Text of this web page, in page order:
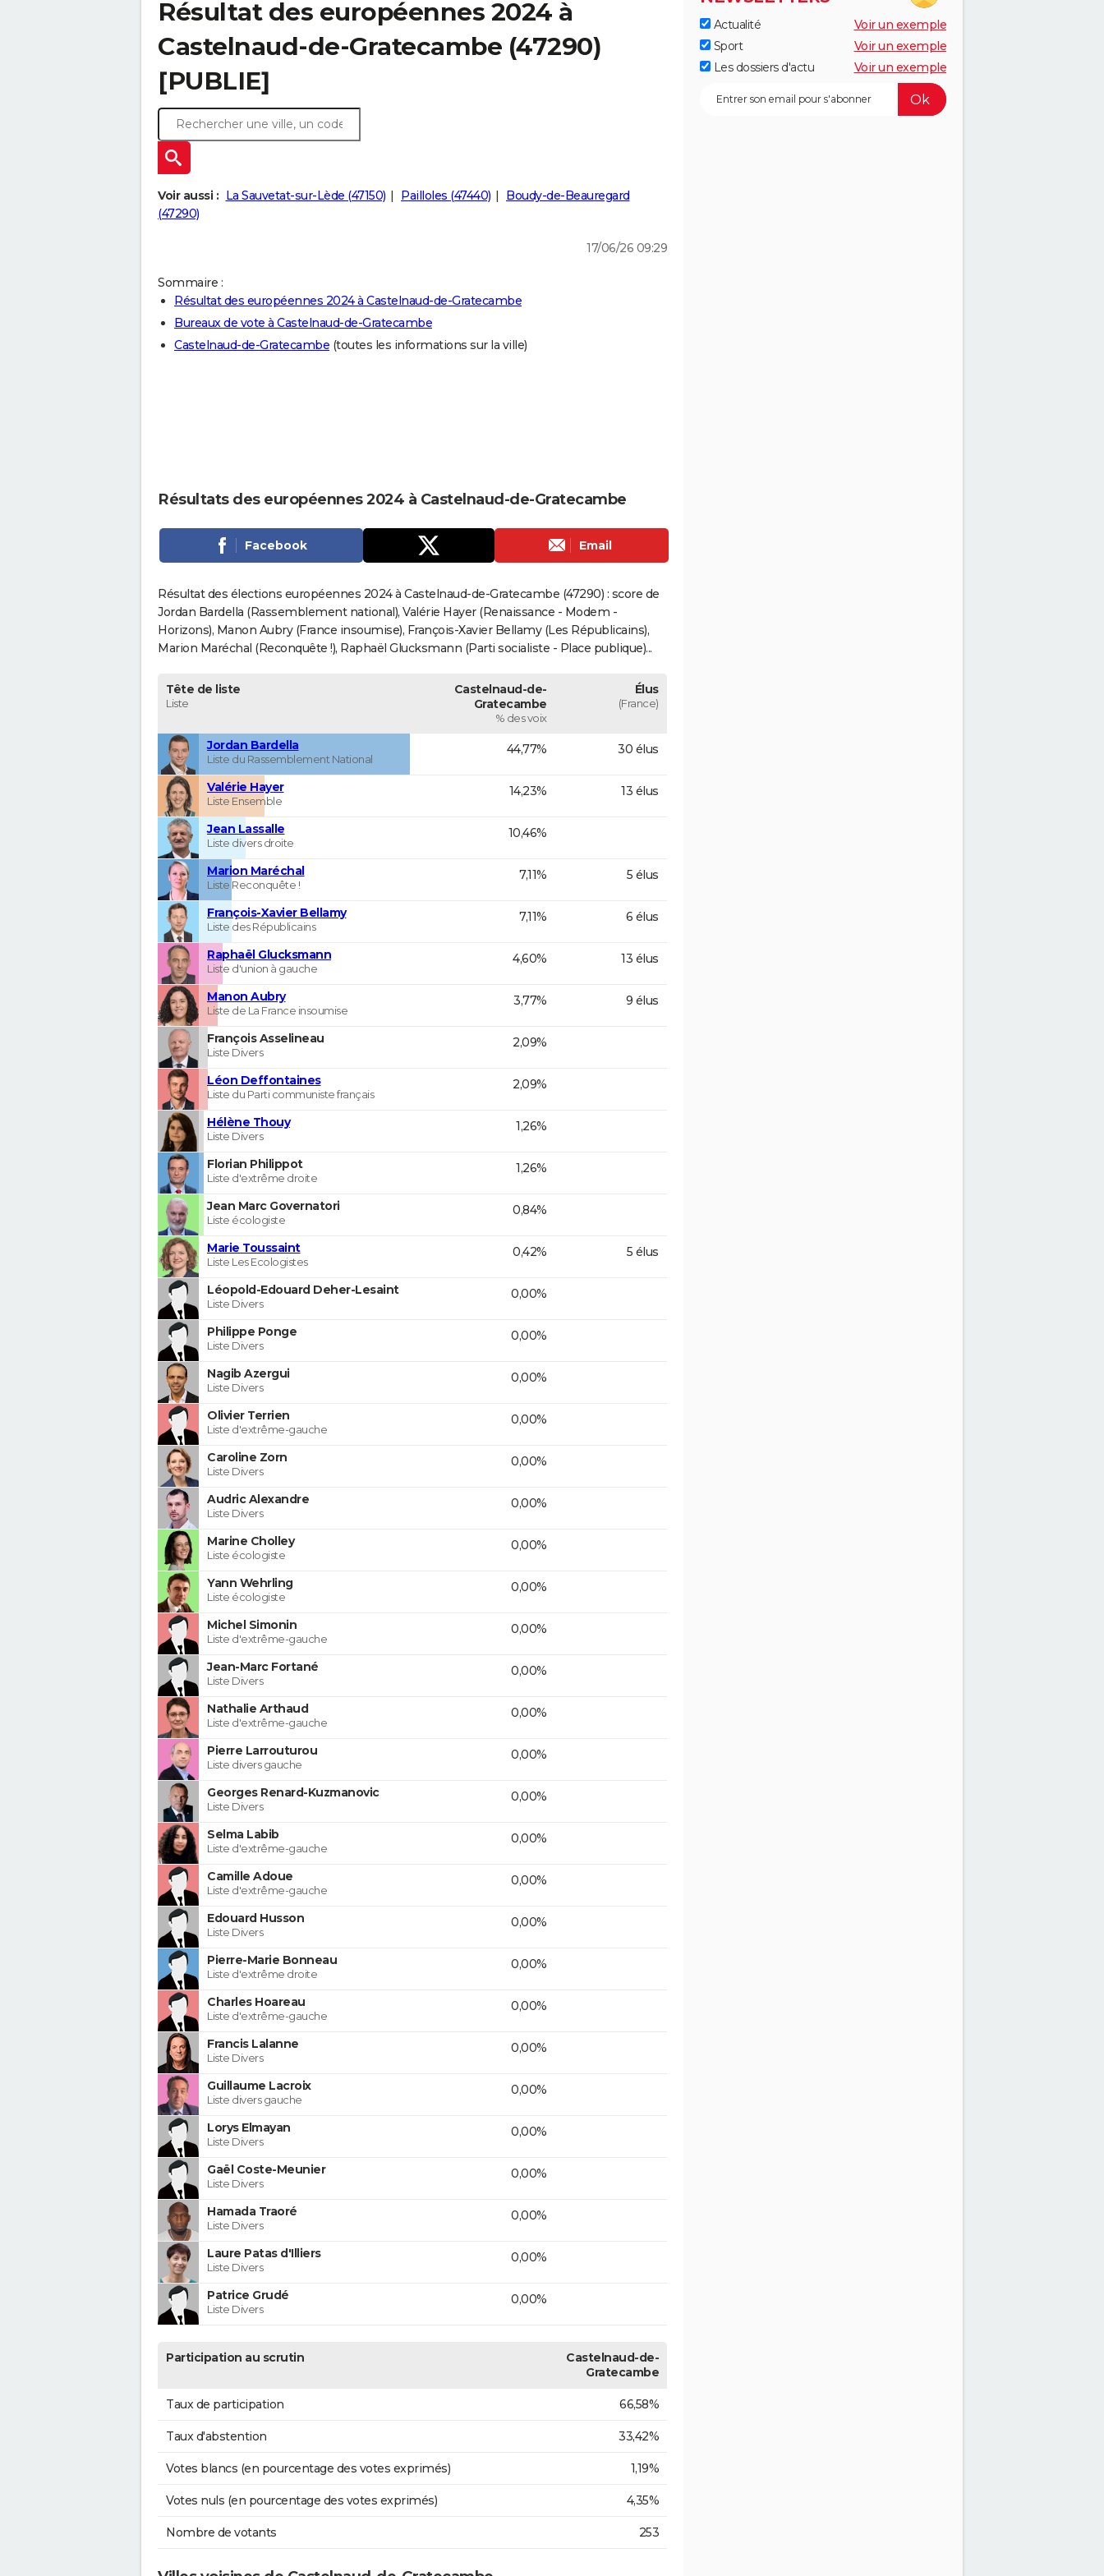
Résultat des européennes 2024 à
Castelnaud-de-Gratecambe (47290)
[PUBLIE]
Voir aussi : La Sauvetat-sur-Lède (47150) Pailloles (47440)
Boudy-de-Beauregard
(47290)
17/06/26 09:29
Sommaire :
Résultat des européennes 2024 à Castelnaud-de-Gratecambe
Bureaux de vote à Castelnaud-de-Gratecambe
Castelnaud-de-Gratecambe (toutes les informations sur la ville)
Résultats des européennes 2024 à Castelnaud-de-Gratecambe
Facebook Email
Résultat des élections européennes 2024 à Castelnaud-de-Gratecambe (47290) : score de
Jordan Bardella (Rassemblement national), Valérie Hayer (Renaissance - Modem -
Horizons), Manon Aubry (France insoumise), François-Xavier Bellamy (Les Républicains),
Marion Maréchal (Reconquête !), Raphaël Glucksmann (Parti socialiste - Place publique)...
Tête de liste
Liste
Castelnaud-de-
Gratecambe
% des voix
Élus
(France)
Jordan Bardella
Liste du Rassemblement National
44,77% 30 élus
Valérie Hayer
Liste Ensemble
14,23% 13 élus
Jean Lassalle
Liste divers droite
10,46%
Marion Maréchal
Liste Reconquête !
7,11% 5 élus
François-Xavier Bellamy
Liste des Républicains
7,11% 6 élus
Raphaël Glucksmann
Liste d'union à gauche
4,60% 13 élus
Manon Aubry
Liste de La France insoumise
3,77% 9 élus
François Asselineau
Liste Divers
2,09%
Léon Deffontaines
Liste du Parti communiste français
2,09%
Hélène Thouy
Liste Divers
1,26%
Florian Philippot
Liste d'extrême droite
1,26%
Jean Marc Governatori
Liste écologiste
0,84%
Marie Toussaint
Liste Les Ecologistes
0,42% 5 élus
Léopold-Edouard Deher-Lesaint
Liste Divers
0,00%
Philippe Ponge
Liste Divers
0,00%
Nagib Azergui
Liste Divers
0,00%
Olivier Terrien
Liste d'extrême-gauche
0,00%
Caroline Zorn
Liste Divers
0,00%
Audric Alexandre
Liste Divers
0,00%
Marine Cholley
Liste écologiste
0,00%
Yann Wehrling
Liste écologiste
0,00%
Michel Simonin
Liste d'extrême-gauche
0,00%
Jean-Marc Fortané
Liste Divers
0,00%
Nathalie Arthaud
Liste d'extrême-gauche
0,00%
Pierre Larrouturou
Liste divers gauche
0,00%
Georges Renard-Kuzmanovic
Liste Divers
0,00%
Selma Labib
Liste d'extrême-gauche
0,00%
Camille Adoue
Liste d'extrême-gauche
0,00%
Edouard Husson
Liste Divers
0,00%
Pierre-Marie Bonneau
Liste d'extrême droite
0,00%
Charles Hoareau
Liste d'extrême-gauche
0,00%
Francis Lalanne
Liste Divers
0,00%
Guillaume Lacroix
Liste divers gauche
0,00%
Lorys Elmayan
Liste Divers
0,00%
Gaël Coste-Meunier
Liste Divers
0,00%
Hamada Traoré
Liste Divers
0,00%
Laure Patas d'Illiers
Liste Divers
0,00%
Patrice Grudé
Liste Divers
0,00%
Participation au scrutin
Castelnaud-de-
Gratecambe
Taux de participation 66,58%
Taux d'abstention 33,42%
Votes blancs (en pourcentage des votes exprimés) 1,19%
Votes nuls (en pourcentage des votes exprimés) 4,35%
Nombre de votants 253
Actualité
Voir un exemple
Sport
Voir un exemple
Les dossiers d'actu
Voir un exemple